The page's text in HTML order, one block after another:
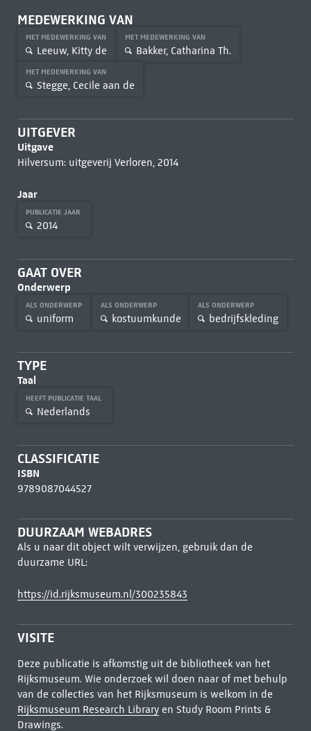
MEDEWERKING VAN
MET MEDEWERKING VAN
Leeuw, Kitty de
MET MEDEWERKING VAN
Bakker, Catharina Th.
MET MEDEWERKING VAN
Stegge, Cecile aan de
UITGEVER
Uitgave
Hilversum: uitgeverij Verloren, 2014
Jaar
PUBLICATIE JAAR
2014
GAAT OVER
Onderwerp
ALS ONDERWERP
uniform
ALS ONDERWERP
kostuumkunde
ALS ONDERWERP
bedrijfskleding
TYPE
Taal
HEEFT PUBLICATIE TAAL
Nederlands
CLASSIFICATIE
ISBN
9789087044527
DUURZAAM WEBADRES
Als u naar dit object wilt verwijzen, gebruik dan de
duurzame URL:
https://id.rijksmuseum.nl/300235843
VISITE
Deze publicatie is afkomstig uit de bibliotheek van het
Rijksmuseum. Wie onderzoek wil doen naar of met behulp
van de collecties van het Rijksmuseum is welkom in de
Rijksmuseum Research Libraryen Study Room Prints &
Drawings.